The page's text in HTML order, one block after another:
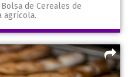
de Cereales de
agrícola.